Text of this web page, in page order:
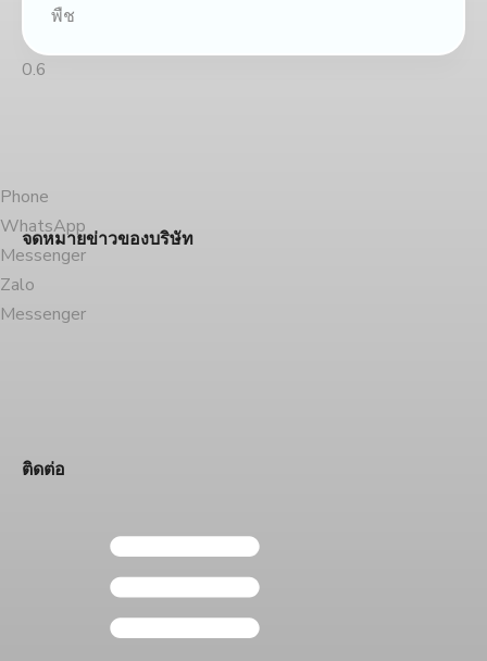
จดหมายข่าวของบริษัท
ติดต่อ
พืช
Phone
WhatsApp
Messenger
Zalo
Messenger